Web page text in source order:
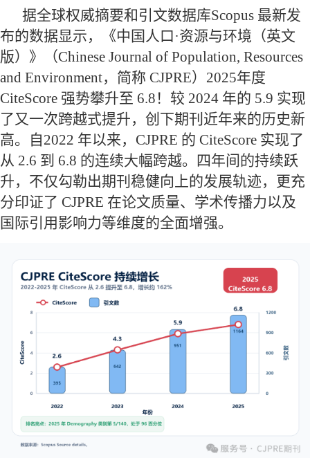
据全球权威摘要和引文数据库Scopus 最新发
布的数据显示，《中国人口·资源与环境（英文
版）》（Chinese Journal of Population, Resources
and Environment，简称 CJPRE）2025年度
CiteScore 强势攀升至 6.8！较 2024 年的 5.9 实现
了又一次跨越式提升，创下期刊近年来的历史新
高。自2022 年以来，CJPRE 的 CiteScore 实现了
从 2.6 到 6.8 的连续大幅跨越。四年间的持续跃
升，不仅勾勒出期刊稳健向上的发展轨迹，更充
分印证了 CJPRE 在论文质量、学术传播力以及
国际引用影响力等维度的全面增强。